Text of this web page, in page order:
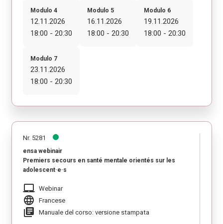
Modulo 4
12.11.2026
18:00 - 20:30
Modulo 5
16.11.2026
18:00 - 20:30
Modulo 6
19.11.2026
18:00 - 20:30
Modulo 7
23.11.2026
18:00 - 20:30
Nr. 5281
ensa webinair
Premiers secours en santé mentale orientés sur les
adolescent·e·s
laptop_mac Webinar
language Francese
library_books Manuale del corso: versione stampata